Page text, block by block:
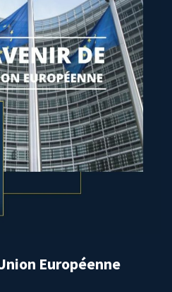
Européenne